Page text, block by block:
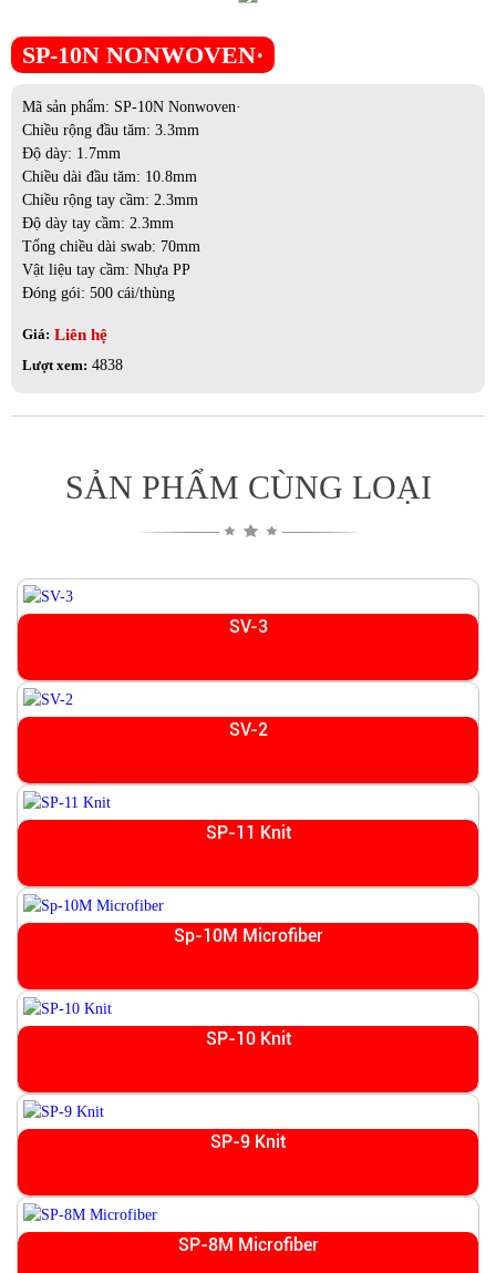
SP-10N NONWOVEN·
Mã sản phẩm: SP-10N Nonwoven·
Chiều rộng đầu tăm: 3.3mm
Độ dày: 1.7mm
Chiều dài đầu tăm: 10.8mm
Chiều rộng tay cầm: 2.3mm
Độ dày tay cầm: 2.3mm
Tổng chiều dài swab: 70mm
Vật liệu tay cầm: Nhựa PP
Đóng gói: 500 cái/thùng
Giá: Liên hệ
Lượt xem: 4838
SẢN PHẨM CÙNG LOẠI
SV-3
SV-2
SP-11 Knit
Sp-10M Microfiber
SP-10 Knit
SP-9 Knit
SP-8M Microfiber